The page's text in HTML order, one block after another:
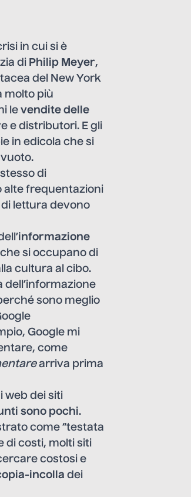
in cui si è
di Philip Meyer,
del New York
molto più
le vendite delle
e distributori. E gli
in edicola che si
di
alte frequentazioni
lettura devono
informazione
si occupano di
cultura al cibo.
sono meglio
Google mi
come
arriva prima
web dei siti
sono pochi.
come “testata
di costi, molti siti
costosi e
incolla dei